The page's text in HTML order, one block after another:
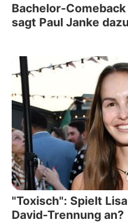
Bachelor-
sagt Paul Janke
"Toxisch": Spielt
David-Trennung an?